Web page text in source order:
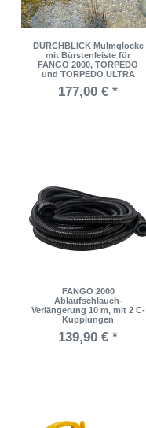
DURCHBLICK Mulmglocke
mit Bürstenleiste für
FANGO 2000, TORPEDO
und TORPEDO ULTRA
177,00 € *
FANGO 2000
Ablaufschlauch-
Verlängerung 10 m, mit 2 C-
Kupplungen
139,90 € *